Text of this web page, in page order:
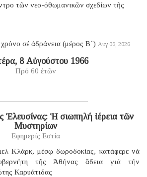
τῶν νεο-ὀθωμανικῶν σχεδίων τῆς
σέ ἀδράνεια (μέρος B΄) Αυγ 06, 2026
8 Αὐγούστου 1966
Πρό 60 ἐτῶν
Ἐλευσίνας: Ἡ σιωπηλή ἱέρεια τῶν
Μυστηρίων
Εφημερίς Εστία
Κλάρκ, μέσῳ δωροδοκίας, κατάφερε νά
τῆς Ἀθήνας ἄδεια γιά τήν
Καρυάτιδας